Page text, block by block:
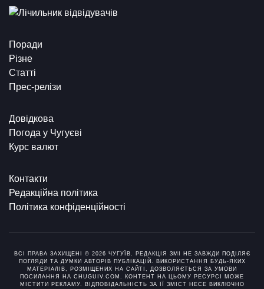
Поради
Різне
Статті
Прес-релізи
Довідкова
Погода у Чугуєві
Курс валют
Контакти
Редакційна політика
Політика конфіденційності
ВСІ ПРАВА ЗАХИЩЕНІ © 2026 ЧУГУЇВ. РЕДАКЦІЯ ЗМІ НЕ ЗАВЖДИ ПОДІЛЯЄ
ПОГЛЯДИ ТА ДУМКИ АВТОРІВ ПУБЛІКАЦІЙ. ВИКОРИСТАННЯ БУДЬ-ЯКИХ
МАТЕРІАЛІВ, РОЗМІЩЕНИХ НА САЙТІ, ДОЗВОЛЯЄТЬСЯ ЗА УМОВИ
ПОСИЛАННЯ НА CHUGUIV.COM. КОНТЕНТ НА ЦЬОМУ РЕСУРСІ МОЖЕ
МІСТИТИ РЕКЛАМУ. ВІДПОВІДАЛЬНІСТЬ ЗА ЇЇ ЗМІСТ НЕСЕ ВИКЛЮЧНО